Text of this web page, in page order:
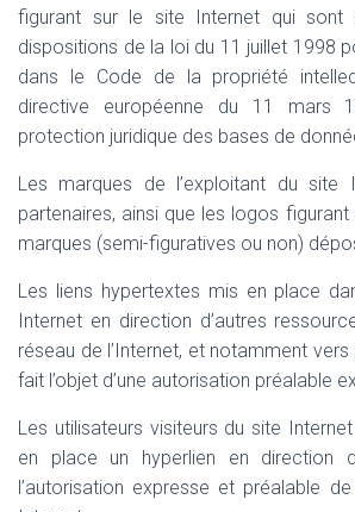
figurant sur le site Internet qui sont
dispositions de la loi du 11 juillet 1998
dans le Code de la propriété
directive européenne du 11 mars
protection juridique des bases de
Les marques de l’exploitant du
partenaires, ainsi que les logos
marques (semi-figuratives ou non)
Les liens hypertextes mis en place
Internet en direction d’autres
réseau de l’Internet, et notamment
fait l’objet d’une autorisation préalable
Les utilisateurs visiteurs du site
en place un hyperlien en direction
l’autorisation expresse et préalable